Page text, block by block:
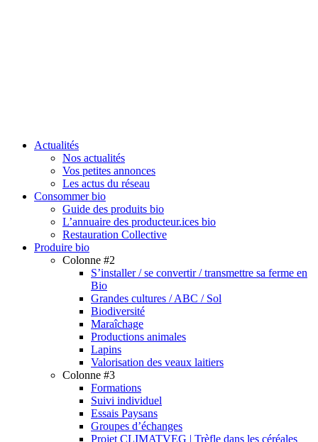
search
Menu
Actualités
Nos actualités
Vos petites annonces
Les actus du réseau
Consommer bio
Guide des produits bio
L’annuaire des producteur.ices bio
Restauration Collective
Produire bio
Colonne #2
S’installer / se convertir / transmettre sa ferme en
Bio
Grandes cultures / ABC / Sol
Biodiversité
Maraîchage
Productions animales
Lapins
Valorisation des veaux laitiers
Colonne #3
Formations
Suivi individuel
Essais Paysans
Groupes d’échanges
Projet CLIMATVEG | Trèfle dans les céréales